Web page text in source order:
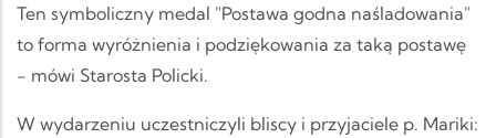
Ten symboliczny medal "Postawa godna naśladowania"
to forma wyróżnienia i podziękowania za taką postawę
- mówi Starosta Policki.
W wydarzeniu uczestniczyli bliscy i przyjaciele p. Mariki: